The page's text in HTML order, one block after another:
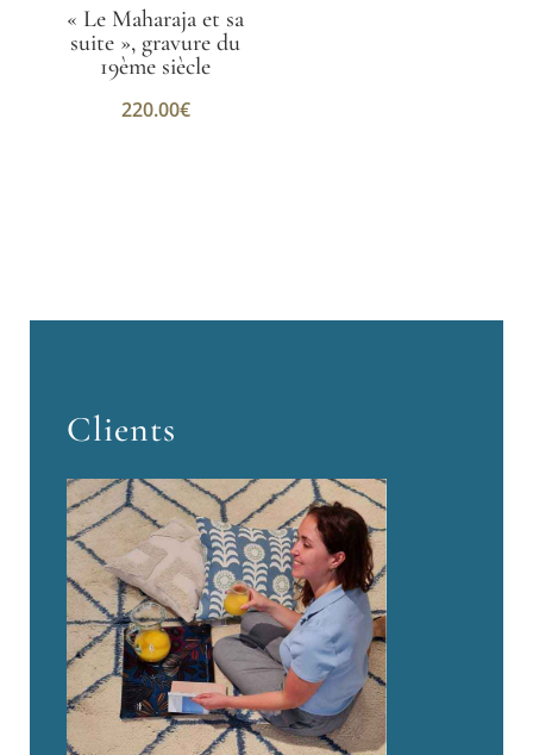
« Le Maharaja et sa
suite », gravure du
19ème siècle
220.00€
Clients